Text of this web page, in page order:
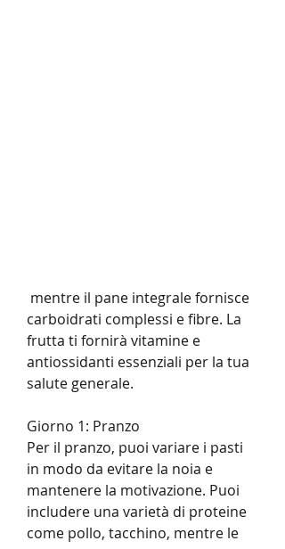
carboidrati complessi e fibre. La
frutta ti fornirà vitamine e
antiossidanti essenziali per la tua
salute generale.
Giorno 1: Pranzo
Per il pranzo, puoi variare i pasti
in modo da evitare la noia e
mantenere la motivazione. Puoi
includere una varietà di proteine
come pollo, tacchino, mentre le